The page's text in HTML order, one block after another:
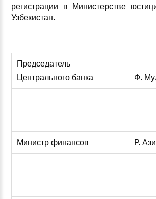
регистрации в Министерстве
Узбекистан.
Председатель
Центрального банка
Ф.
Министр финансов Р.